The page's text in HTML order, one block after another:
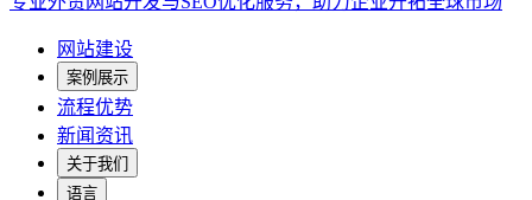
网站建设
案例展示
流程优势
新闻资讯
关于我们
语言